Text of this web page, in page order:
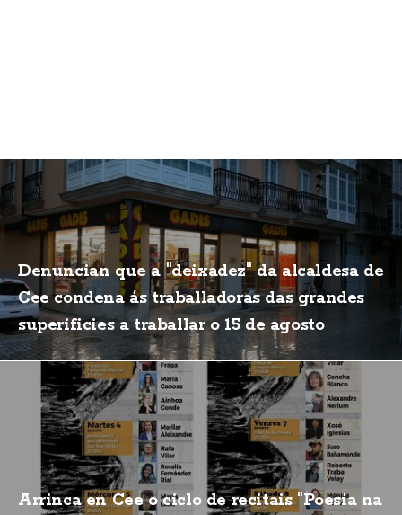
Denuncian que a "deixadez" da alcaldesa de
Cee condena ás traballadoras das grandes
superificies a traballar o 15 de agosto
Arrinca en Cee o ciclo de recitais "Poesía na